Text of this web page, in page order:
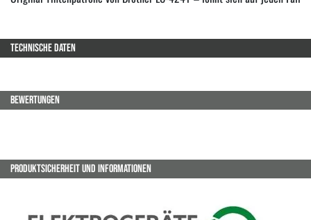
TECHNISCHE DATEN
BEWERTUNGEN
PRODUKTSICHERHEIT UND INFORMATIONEN